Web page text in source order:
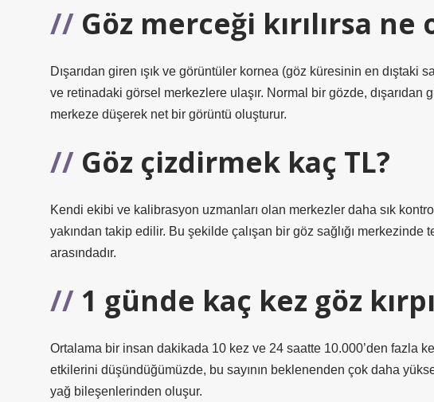
Göz merceği kırılırsa ne
Dışarıdan giren ışık ve görüntüler kornea (göz küresinin en dıştaki
ve retinadaki görsel merkezlere ulaşır. Normal bir gözde, dışarıdan
merkeze düşerek net bir görüntü oluşturur.
Göz çizdirmek kaç TL?
Kendi ekibi ve kalibrasyon uzmanları olan merkezler daha sık
yakından takip edilir. Bu şekilde çalışan bir göz sağlığı merkezinde
arasındadır.
1 günde kaç kez göz
Ortalama bir insan dakikada 10 kez ve 24 saatte 10.000’den fazla
etkilerini düşündüğümüzde, bu sayının beklenenden çok daha
yağ bileşenlerinden oluşur.